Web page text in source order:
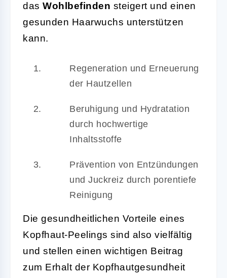
das Wohlbefinden steigert und einen
gesunden Haarwuchs unterstützen
kann.
Regeneration und Erneuerung
der Hautzellen
Beruhigung und Hydratation
durch hochwertige
Inhaltsstoffe
Prävention von Entzündungen
und Juckreiz durch porentiefe
Reinigung
Die gesundheitlichen Vorteile eines
Kopfhaut-Peelings sind also vielfältig
und stellen einen wichtigen Beitrag
zum Erhalt der Kopfhautgesundheit